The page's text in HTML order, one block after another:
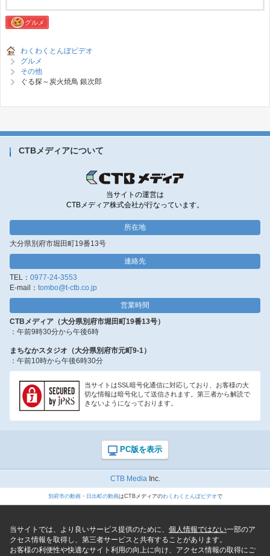
グルメ
わくわくとんぼビデオ
グルメ
その他
ぐる探～炭火焼鳥 銀次郎
CTBメディアについて
当サイトの運営は
CTBメディア株式会社が行なっています。
所在地
大分県別府市堀田町19番13号
連絡先
TEL： 0977-24-3553
E-mail： tombo@t-ctb.co.jp
営業時間
CTBメディア（大分県別府市堀田町19番13号）
：午前9時30分から午後6時
まちなかスタジオ（大分県別府市元町9-1）
：午前10時から午後6時30分
当サイトはSSL暗号化通信に対応しており、お客様の大
切な情報は暗号化して送信されます。第三者から解読で
きないようになっております。
CTB MediaInc.
別府市の動画・ 日出町の動画はCTBメディアのわくわくとんぼビデオで
当サイトでは、より良いサービス提供のために、 個人情報ではない一部のア
クセス情報を取得し、第三者サービスと共有することがあります。
お客様の利便性や快適なサイト利用の向上に向け、アクセス情報の取得にご